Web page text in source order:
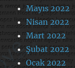
Mayıs 2022
Nisan 2022
Mart 2022
Şubat 2022
Ocak 2022